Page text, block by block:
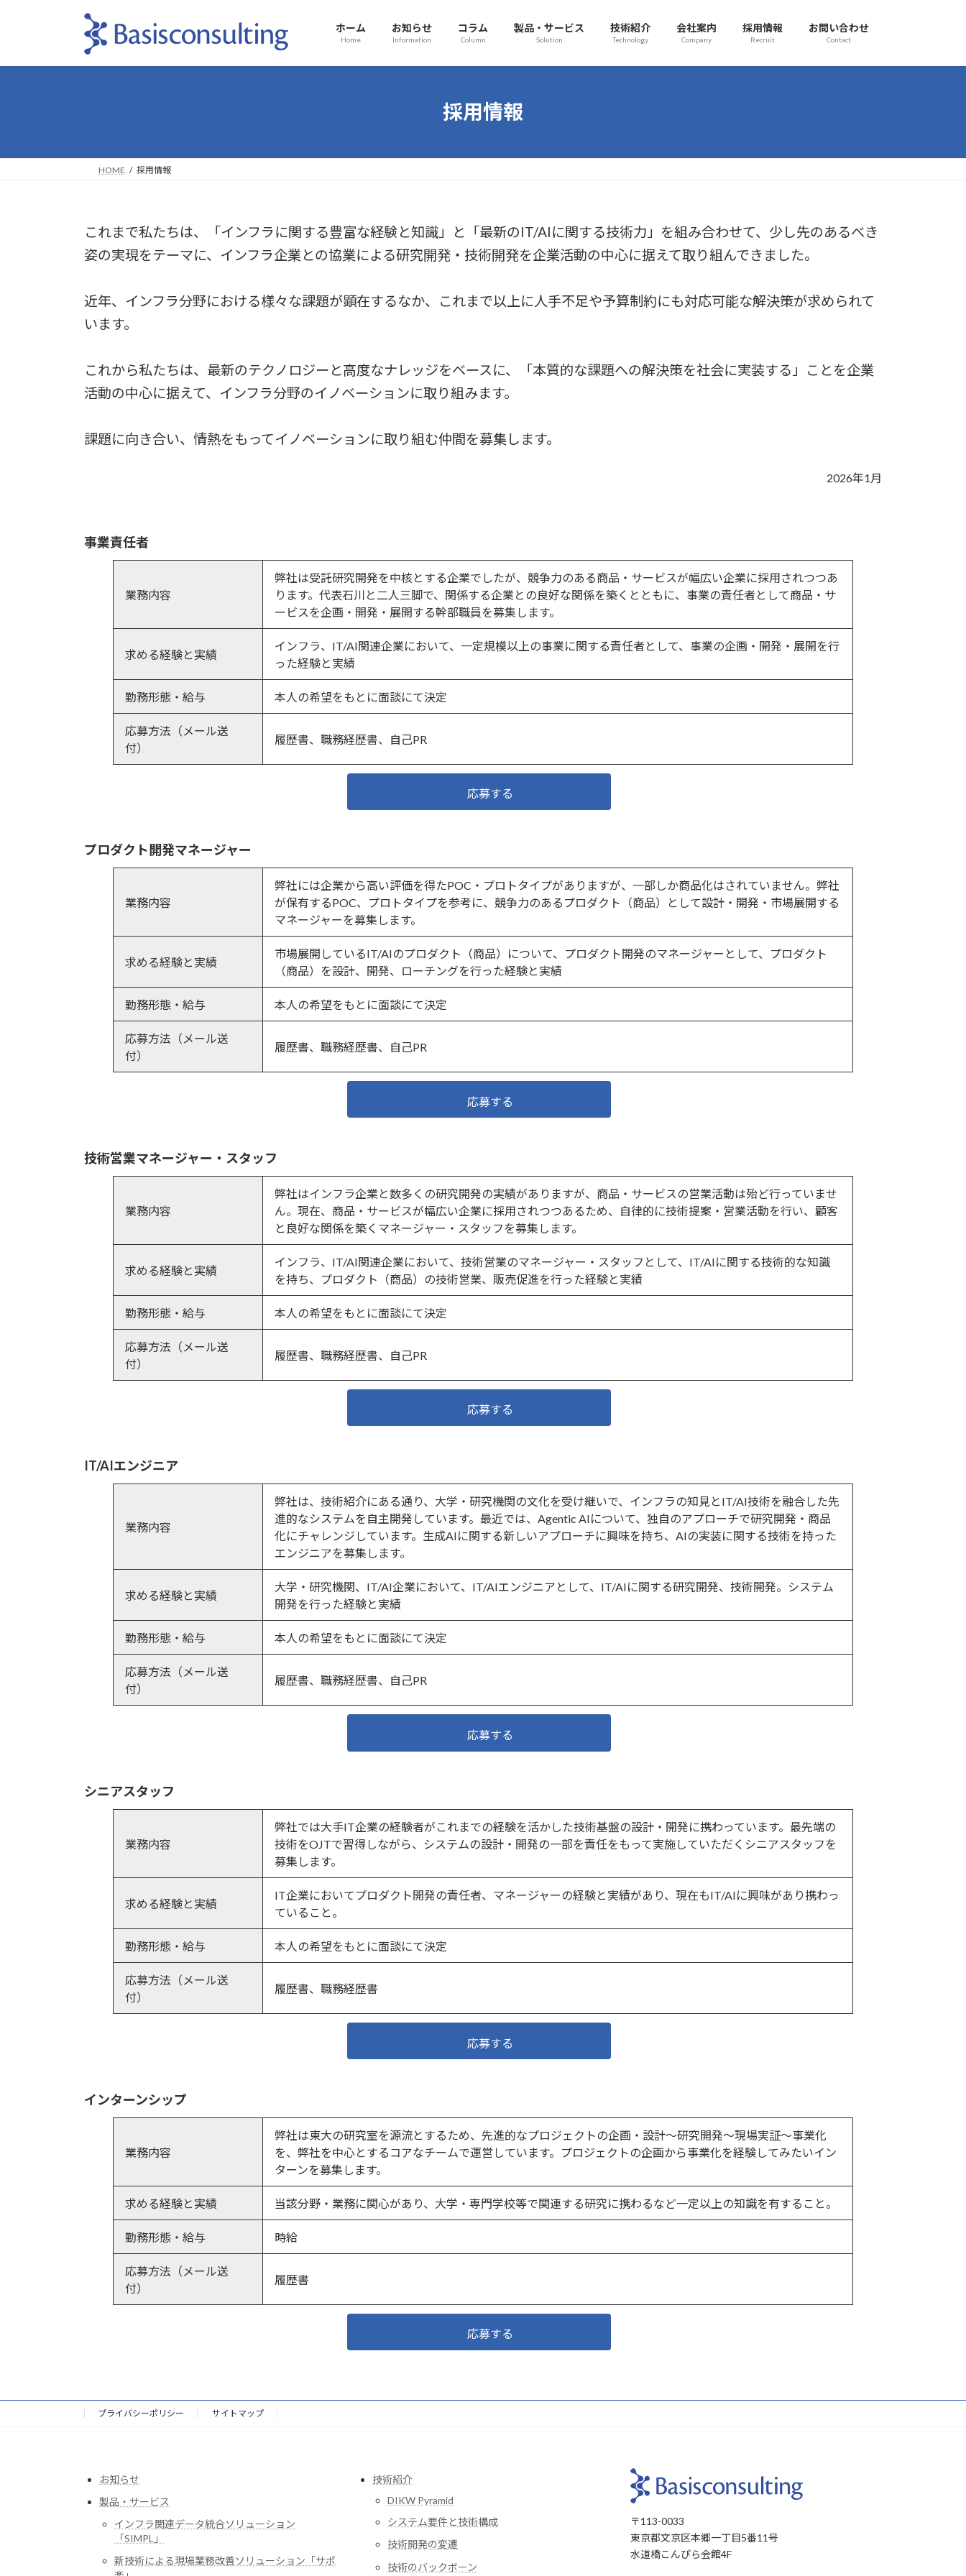
ホーム
Home
お知らせ
Information
コラム
Column
製品・サービス
Solution
技術紹介
Technology
会社案内
Company
採用情報
Recruit
お問い合わせ
Contact
採用情報
HOME 採用情報
これまで私たちは、「インフラに関する豊富な経験と知識」と「最新のIT/AIに関する技術力」を組み合わせて、少し先のあるべき
姿の実現をテーマに、インフラ企業との協業による研究開発・技術開発を企業活動の中心に据えて取り組んできました。
近年、インフラ分野における様々な課題が顕在するなか、これまで以上に人手不足や予算制約にも対応可能な解決策が求められて
います。
これから私たちは、最新のテクノロジーと高度なナレッジをベースに、「本質的な課題への解決策を社会に実装する」ことを企業
活動の中心に据えて、インフラ分野のイノベーションに取り組みます。
課題に向き合い、情熱をもってイノベーションに取り組む仲間を募集します。
2026年1月
事業責任者
業務内容
弊社は受託研究開発を中核とする企業でしたが、競争力のある商品・サービスが幅広い企業に採用されつつあ
ります。代表石川と二人三脚で、関係する企業との良好な関係を築くとともに、事業の責任者として商品・サ
ービスを企画・開発・展開する幹部職員を募集します。
求める経験と実績
インフラ、IT/AI関連企業において、一定規模以上の事業に関する責任者として、事業の企画・開発・展開を行
った経験と実績
勤務形態・給与 本人の希望をもとに面談にて決定
応募方法（メール送
付）
履歴書、職務経歴書、自己PR
応募する
プロダクト開発マネージャー
業務内容
弊社には企業から高い評価を得たPOC・プロトタイプがありますが、一部しか商品化はされていません。弊社
が保有するPOC、プロトタイプを参考に、競争力のあるプロダクト（商品）として設計・開発・市場展開する
マネージャーを募集します。
求める経験と実績
市場展開しているIT/AIのプロダクト（商品）について、プロダクト開発のマネージャーとして、プロダクト
（商品）を設計、開発、ローチングを行った経験と実績
勤務形態・給与 本人の希望をもとに面談にて決定
応募方法（メール送
付）
履歴書、職務経歴書、自己PR
応募する
技術営業マネージャー・スタッフ
業務内容
弊社はインフラ企業と数多くの研究開発の実績がありますが、商品・サービスの営業活動は殆ど行っていませ
ん。現在、商品・サービスが幅広い企業に採用されつつあるため、自律的に技術提案・営業活動を行い、顧客
と良好な関係を築くマネージャー・スタッフを募集します。
求める経験と実績
インフラ、IT/AI関連企業において、技術営業のマネージャー・スタッフとして、IT/AIに関する技術的な知識
を持ち、プロダクト（商品）の技術営業、販売促進を行った経験と実績
勤務形態・給与 本人の希望をもとに面談にて決定
応募方法（メール送
付）
履歴書、職務経歴書、自己PR
応募する
IT/AIエンジニア
業務内容
弊社は、技術紹介にある通り、大学・研究機関の文化を受け継いで、インフラの知見とIT/AI技術を融合した先
進的なシステムを自主開発しています。最近では、Agentic AIについて、独自のアプローチで研究開発・商品
化にチャレンジしています。生成AIに関する新しいアプローチに興味を持ち、AIの実装に関する技術を持った
エンジニアを募集します。
求める経験と実績
大学・研究機関、IT/AI企業において、IT/AIエンジニアとして、IT/AIに関する研究開発、技術開発。システム
開発を行った経験と実績
勤務形態・給与 本人の希望をもとに面談にて決定
応募方法（メール送
付）
履歴書、職務経歴書、自己PR
応募する
シニアスタッフ
業務内容
弊社では大手IT企業の経験者がこれまでの経験を活かした技術基盤の設計・開発に携わっています。最先端の
技術をOJTで習得しながら、システムの設計・開発の一部を責任をもって実施していただくシニアスタッフを
募集します。
求める経験と実績
IT企業においてプロダクト開発の責任者、マネージャーの経験と実績があり、現在もIT/AIに興味があり携わっ
ていること。
勤務形態・給与 本人の希望をもとに面談にて決定
応募方法（メール送
付）
履歴書、職務経歴書
応募する
インターンシップ
業務内容
弊社は東大の研究室を源流とするため、先進的なプロジェクトの企画・設計～研究開発～現場実証～事業化
を、弊社を中心とするコアなチームで運営しています。プロジェクトの企画から事業化を経験してみたいイン
ターンを募集します。
求める経験と実績 当該分野・業務に関心があり、大学・専門学校等で関連する研究に携わるなど一定以上の知識を有すること。
勤務形態・給与 時給
応募方法（メール送
付）
履歴書
応募する
プライバシーポリシー サイトマップ
お知らせ
製品・サービス
インフラ関連データ統合ソリューション
「SIMPL」
新技術による現場業務改善ソリューション「サポ
技術紹介
DIKW Pyramid
システム要件と技術構成
技術開発の変遷
技術のバックボーン
〒113-0033
東京都文京区本郷一丁目5番11号
水道橋こんぴら会館4F